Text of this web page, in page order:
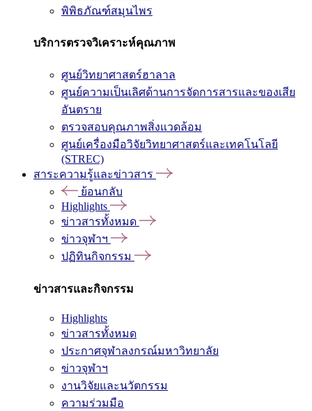
พิพิธภัณฑ์สมุนไพร
บริการตรวจวิเคราะห์คุณภาพ
ศูนย์วิทยาศาสตร์ฮาลาล
ศูนย์ความเป็นเลิศด้านการจัดการสารและของเสีย
อันตราย
ตรวจสอบคุณภาพสิ่งแวดล้อม
ศูนย์เครื่องมือวิจัยวิทยาศาสตร์และเทคโนโลยี
(STREC)
สาระความรู้และข่าวสาร
ย้อนกลับ
Highlights
ข่าวสารทั้งหมด
ข่าวจุฬาฯ
ปฏิทินกิจกรรม
ข่าวสารและกิจกรรม
Highlights
ข่าวสารทั้งหมด
ประกาศจุฬาลงกรณ์มหาวิทยาลัย
ข่าวจุฬาฯ
งานวิจัยและนวัตกรรม
ความร่วมมือ